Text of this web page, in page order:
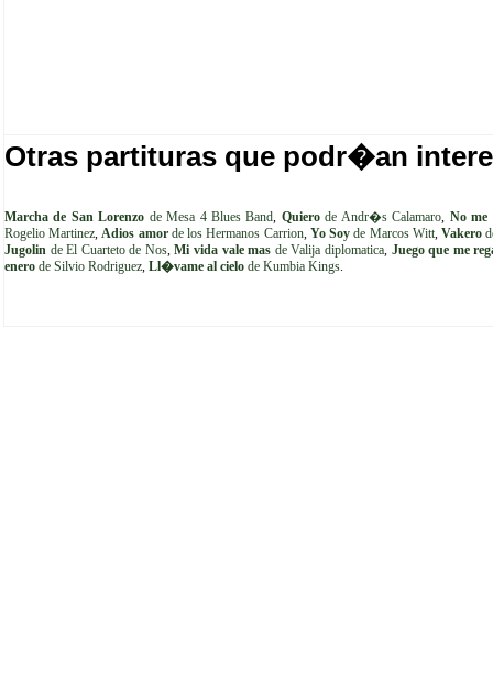
Otras partituras que podr�an
Marcha de San Lorenzo de Mesa 4 Blues Band, Quierode Andr�s Calamaro, No
Rogelio Martinez,Adios amorde los Hermanos Carrion, Yo Soy de Marcos Witt,Vakero
Jugolin de El Cuarteto de Nos,Mi vida vale mas de Valija diplomatica, Juego que me
enero de Silvio Rodriguez, Ll�vame al cielo de Kumbia Kings.